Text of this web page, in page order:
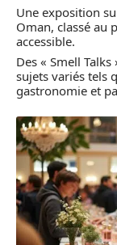
Une exposition
Oman, classé au
accessible.
Des « Smell
sujets variés tels
gastronomie et